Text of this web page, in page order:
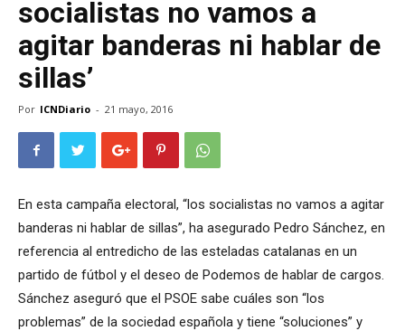
socialistas no vamos a
agitar banderas ni hablar de
sillas’
Por ICNDiario - 21 mayo, 2016
En esta campaña electoral, “los socialistas no vamos a agitar
banderas ni hablar de sillas”, ha asegurado Pedro Sánchez, en
referencia al entredicho de las esteladas catalanas en un
partido de fútbol y el deseo de Podemos de hablar de cargos.
Sánchez aseguró que el PSOE sabe cuáles son “los
problemas” de la sociedad española y tiene “soluciones” y